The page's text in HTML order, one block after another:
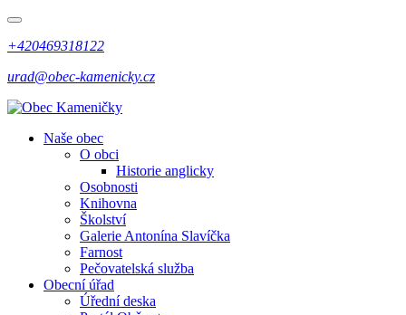
+420469318122
urad@obec-kamenicky.cz
Naše obec
O obci
Historie anglicky
Osobnosti
Knihovna
Školství
Galerie Antonína Slavíčka
Farnost
Pečovatelská služba
Obecní úřad
Úřední deska